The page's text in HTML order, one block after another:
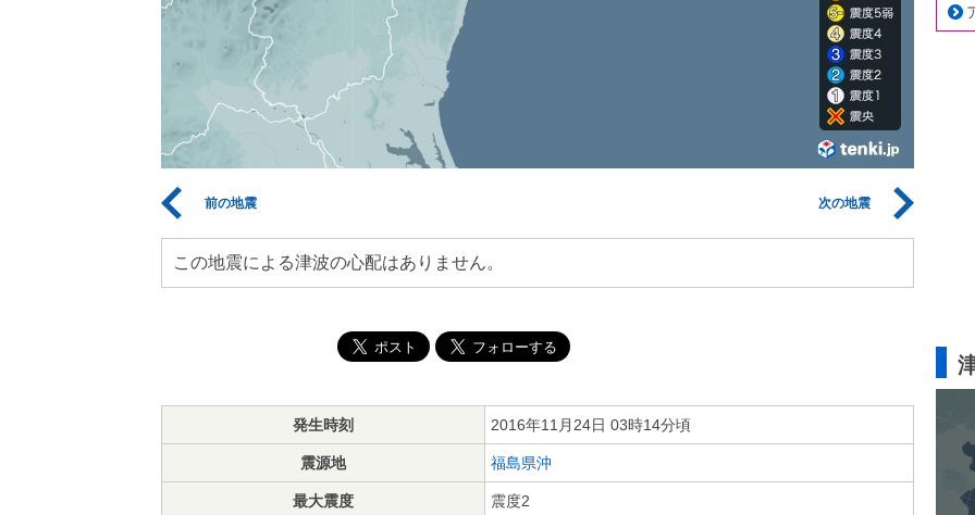
前の地震 次の地震
この地震による津波の心配はありません。
発生時刻 2016年11月24日 03時14分頃
震源地 福島県沖
最大震度 震度2